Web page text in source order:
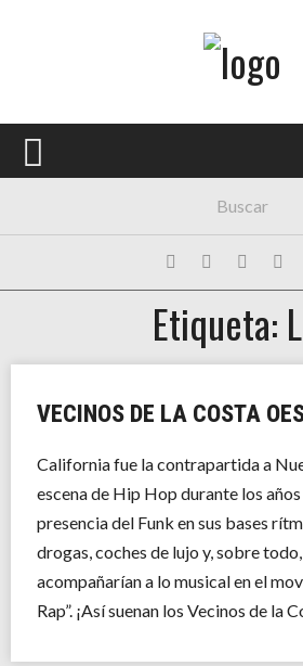
PORTADA
FESTIVALES
HISTORIAS
Etiqueta:
VECINOS DE LA COSTA
California fue la contrapartida a
escena de Hip Hop durante los años
presencia del Funk en sus bases
drogas, coches de lujo y, sobre
acompañarían a lo musical en el
Rap”. ¡Así suenan los Vecinos de la